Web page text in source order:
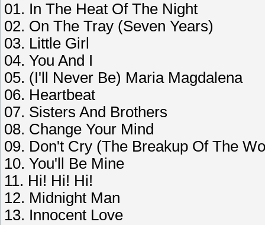
01. In The Heat Of The Night
02. On The Tray (Seven Years)
03. Little Girl
04. You And I
05. (I'll Never Be) Maria Magdalena
06. Heartbeat
07. Sisters And Brothers
08. Change Your Mind
09. Don't Cry (The Breakup Of The
10. You'll Be Mine
11. Hi! Hi! Hi!
12. Midnight Man
13. Innocent Love